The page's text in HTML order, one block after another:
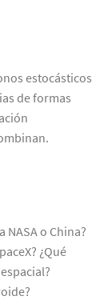
estocásticos
de formas
NASA o China?
¿Qué